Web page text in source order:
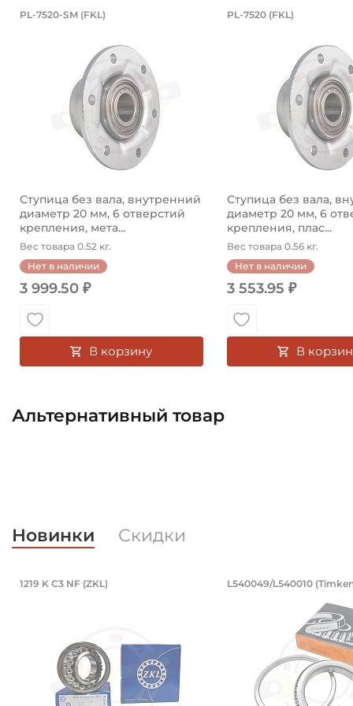
Ступица без вала, внутренний
PL-7520-SM (FKL)
Ступица без вала, внутренний
диаметр 20 мм, 6 отверстий
крепления, мета...
Вес товара 0.52 кг.
Нет в наличии
3 999.50 ₽
В корзину
Ступица без
PL-7520 (FKL)
Ступица без вала,
диаметр 20 мм, 6
крепления, плас...
Вес товара 0.56 кг.
Нет в наличии
3 553.95 ₽
В
Альтернативный товар
Новинки Скидки
Подшипник 95х170х32 мм,
1219 K C3 NF (ZKL) Подшипник
L540049/L540010